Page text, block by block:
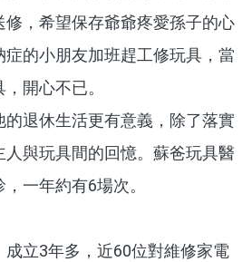
，希望保存爺爺疼愛孫子的心
的小朋友加班趕工修玩具，當
開心不已。
退休生活更有意義，除了落實
與玩具間的回憶。蘇爸玩具醫
一年約有6場次。
立3年多，近60位對維修家電